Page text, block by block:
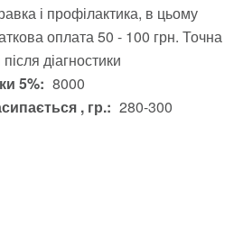
і профілактика, в цьому
оплата 50 - 100 грн. Точна
діагностики
5%: 8000
, гр.: 280-300